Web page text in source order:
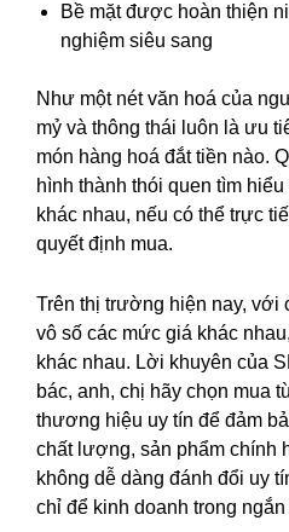
Bề mặt được hoàn thiện
nghiệm siêu sang
Như một nét văn hoá của
mỷ và thông thái luôn là ưu
món hàng hoá đắt tiền nào.
hình thành thói quen tìm
khác nhau, nếu có thể trực
quyết định mua.
Trên thị trường hiện nay, với
vô số các mức giá khác
khác nhau. Lời khuyên của
bác, anh, chị hãy chọn mua
thương hiệu uy tín để đảm
chất lượng, sản phẩm chính
không dễ dàng đánh đổi uy
chỉ để kinh doanh trong ngắn